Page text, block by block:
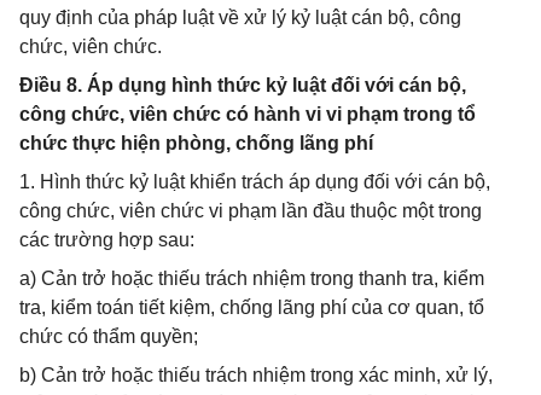
quy định của pháp luật về xử lý kỷ luật cán bộ, công
chức, viên chức.
Điều 8. Áp dụng hình thức kỷ luật đối với cán bộ,
công chức, viên chức có hành vi vi phạm trong tổ
chức thực hiện phòng, chống lãng phí
1. Hình thức kỷ luật khiển trách áp dụng đối với cán bộ,
công chức, viên chức vi phạm lần đầu thuộc một trong
các trường hợp sau:
a) Cản trở hoặc thiếu trách nhiệm trong thanh tra, kiểm
tra, kiểm toán tiết kiệm, chống lãng phí của cơ quan, tổ
chức có thẩm quyền;
b) Cản trở hoặc thiếu trách nhiệm trong xác minh, xử lý,